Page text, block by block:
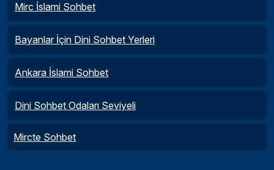
Mirc İslami Sohbet
Bayanlar İçin Dini Sohbet Yerleri
Ankara İslami Sohbet
Dini Sohbet Odaları Seviyeli
Mircte Sohbet